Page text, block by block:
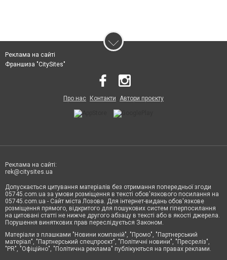
Реклама на сайті
Франшиза "CitySites"
Про нас Контакти Автори проєкту
Реклама на сайті:
rek@citysites.ua
Допускається цитування матеріалів без отримання попередньої згоди
05745.com.ua за умови розміщення в тексті обов'язкового посилання на
05745.com.ua - Сайт міста Лозова. Для інтернет-видань обов'язкове
розміщення прямого, відкритого для пошукових систем гіперпосилання
на цитовані статті не нижче другого абзацу в тексті або в якості джерела.
Порушення виняткових прав переслідується Законом.
Матеріали з плашками "Новини компаній", "Промо", "Партнерський
матеріал", "Партнерський спецпроєкт", "Політичні новини", "Пресреліз",
"PR", "Офіційно", "Політична реклама" публікуються на правах реклами.